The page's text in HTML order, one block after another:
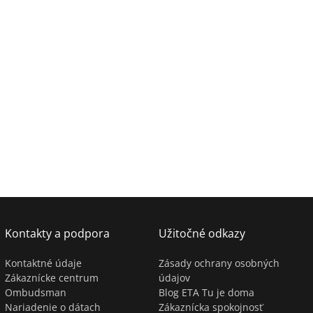
Kontakty a podpora
Kontaktné údaje
Zákaznícke centrum
Ombudsman
Nariadenie o dátach
Užitočné odkazy
Zásady ochrany osobných
údajov
Blog ETA Tu je doma
Zákaznícka spokojnosť